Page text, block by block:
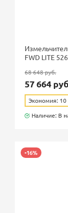
Бренд
Цвет
Страна
Ближайшая
FWD LITE
68 648 руб.
57 664
Экономия: 10
Наличие: В
-16%